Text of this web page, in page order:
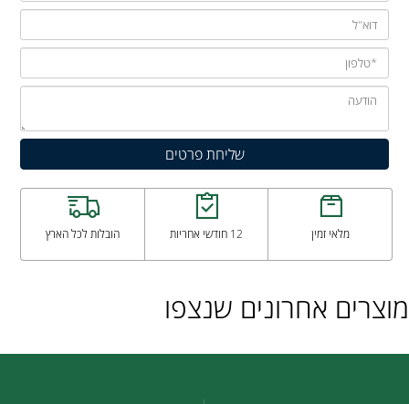
מלאי זמין 12 חודשי אחריות הובלות לכל הארץ
מוצרים אחרונים שנצפו